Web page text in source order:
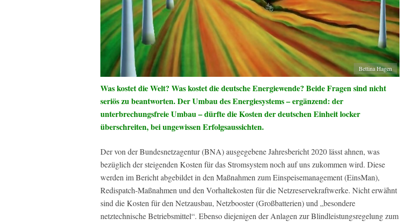
Bettina Hagen
Was kostet die Welt? Was kostet die deutsche Energiewende? Beide Fragen sind nicht
seriös zu beantworten. Der Umbau des Energiesystems – ergänzend: der
unterbrechungsfreie Umbau – dürfte die Kosten der deutschen Einheit locker
überschreiten, bei ungewissen Erfolgsaussichten.
Der von der Bundesnetzagentur (BNA) ausgegebene Jahresbericht 2020 lässt ahnen, was
bezüglich der steigenden Kosten für das Stromsystem noch auf uns zukommen wird. Diese
werden im Bericht abgebildet in den Maßnahmen zum Einspeisemanagement (EinsMan),
Redispatch-Maßnahmen und den Vorhaltekosten für die Netzreservekraftwerke. Nicht erwähnt
sind die Kosten für den Netzausbau, Netzbooster (Großbatterien) und „besondere
netztechnische Betriebsmittel“. Ebenso diejenigen der Anlagen zur Blindleistungsregelung zum